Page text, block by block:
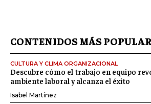
CONTENIDOS MÁS
CULTURA Y CLIMA ORGANIZACIONAL
Descubre cómo el trabajo en equipo
ambiente laboral y alcanza el éxito
Isabel Martínez